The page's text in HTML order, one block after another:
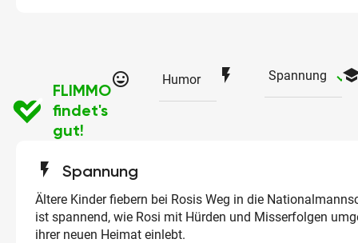
FLIMMO
findet's
gut!
tag_faces Humor flash_on Spannung
flash_on Spannung
Ältere Kinder fiebern bei Rosis Weg in die
ist spannend, wie Rosi mit Hürden und Misserfolgen
ihrer neuen Heimat einlebt.